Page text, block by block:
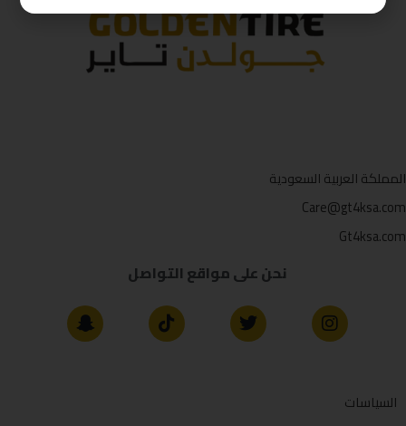
المملكة العربية السعودية
Care@gt4ksa.com
Gt4ksa.com
نحن على مواقع التواصل
السياسات